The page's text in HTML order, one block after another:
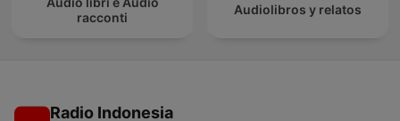
racconti
Audiolibros y relatos
Radio Indonesia